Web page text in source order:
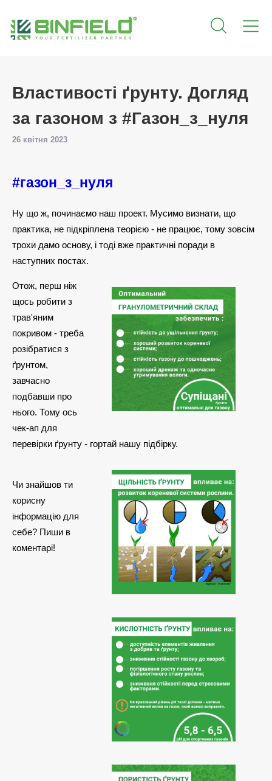
Властивості ґрунту. Догляд
за газоном з #Газон_з_нуля
26 квітня 2023
#газон_з_нуля
Ну що ж, починаємо наш проект. Мусимо визнати, що
практика, не підкріплена теорією - не працює, тому зовсім
трохи дамо основу, і тоді вже практичні поради в
наступних постах.
Отож, перш ніж
щось робити з
трав'яним
покривом - треба
розібратися з
ґрунтом,
завчасно
подбавши про
нього. Тому ось
чек-ап для
перевірки ґрунту - гортай нашу підбірку.
Чи знайшов ти
корисну
інформацію для
себе? Пиши в
коментарі!